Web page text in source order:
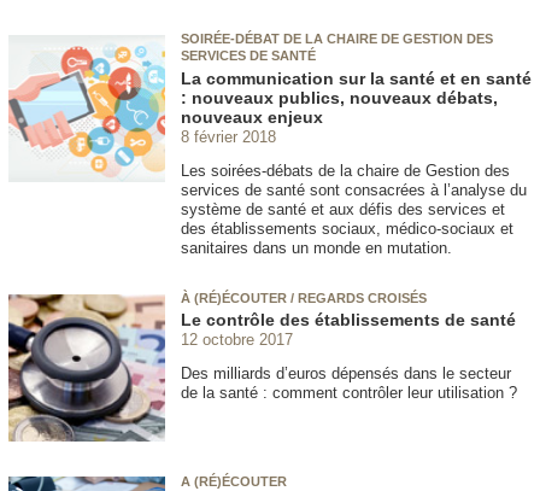
SOIRÉE-DÉBAT DE LA CHAIRE DE GESTION DES
SERVICES DE SANTÉ
La communication sur la santé et en santé
: nouveaux publics, nouveaux débats,
nouveaux enjeux
8 février 2018
Les soirées-débats de la chaire de Gestion des
services de santé sont consacrées à l’analyse du
système de santé et aux défis des services et
des établissements sociaux, médico-sociaux et
sanitaires dans un monde en mutation.
À (RÉ)ÉCOUTER / REGARDS CROISÉS
Le contrôle des établissements de santé
12 octobre 2017
Des milliards d’euros dépensés dans le secteur
de la santé : comment contrôler leur utilisation ?
A (RÉ)ÉCOUTER